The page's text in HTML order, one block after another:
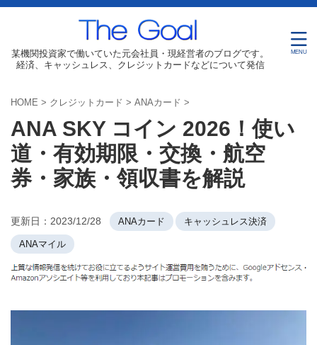
某機関投資家で働いていた元会社員・現経営者のブログです。
経済、キャッシュレス、クレジットカードなどについて発信
HOME > クレジットカード > ANAカード >
ANA SKY コイン 2026！使い
道・有効期限・交換・航空
券・家族・領収書を解説
更新日： 2023/12/28 ANAカード キャッシュレス決済
ANAマイル